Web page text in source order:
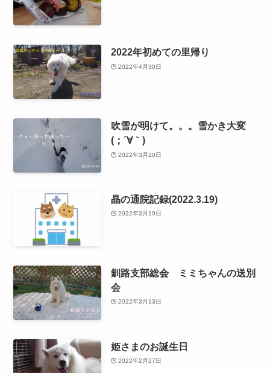
2022年初めての里帰り
2022年4月30日
吹雪が明けて。。。雪かき大変
(；´∀｀)
2022年3月20日
晶の通院記録(2022.3.19)
2022年3月19日
釧路支部総会 ミミちゃんの送別
会
2022年3月13日
姫さまのお誕生日
2022年2月27日